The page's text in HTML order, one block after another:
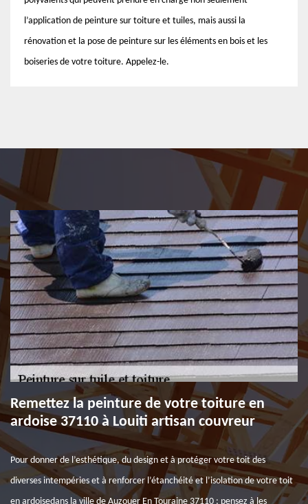
l’application de peinture sur toiture et tuiles, mais aussi la
rénovation et la pose de peinture sur les éléments en bois et les
boiseries de votre toiture. Appelez-le.
Remettez la peinture de votre toiture en
ardoise 37110 à Louiti artisan couvreur
Pour donner de l’esthétique, du design et à protéger votre toit des
diverses intempéries et à renforcer l’étanchéité et l’isolation de votre toit
en ardoisedans la ville de Auzouer En Touraine 37110 ; pensez à les